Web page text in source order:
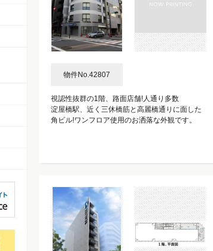
物件No.42807
視認性抜群の1階、路面店舗!人通り多数
淀屋橋駅、近く三休橋筋と高麗橋通りに面した
角ビル!ワンフロア使用のお洒落な外観です。
北浜・今橋 1～2丁目
北浜・今橋 3～4丁目
高麗橋・伏見町 1～2丁目
高麗橋・伏見町 3～4丁目
道修町・平野町 1～2丁目
道修町・平野町 3～4丁目
淡路町・瓦町 1～2丁目
淡路町・瓦町 3～4丁目
備後町・安土町 1～2丁目
備後町・安土町 3～4丁目
本町・南本町 1～2丁目
本町・南本町 3～4丁目
久太郎町・北久宝寺町・南久宝寺町 1～2丁目
久太郎町・北久宝寺町・南久宝寺町 3～4丁目
土佐堀・江戸堀・京町堀 1～2丁目
靭本町・西本町 1丁目
阿波座・立売堀 1丁目
北浜・今橋 1～2丁目
北浜・今橋 3～4丁目
高麗橋・伏見町 1～2丁目
高麗橋・伏見町 3～4丁目
道修町・平野町 1～2丁目
道修町・平野町 3～4丁目
淡路町・瓦町 1～2丁目
淡路町・瓦町 3～4丁目
備後町・安土町 1～2丁目
備後町・安土町 3～4丁目
本町・南本町 1～2丁目
本町・南本町 3～4丁目
久太郎町・北久宝寺町・南久宝寺町 1～2丁目
久太郎町・北久宝寺町・南久宝寺町 3～4丁目
土佐堀・江戸堀・京町堀 1～2丁目
靭本町・西本町 1丁目
阿波座・立売堀 1丁目
北浜・今橋 1～2丁目
北浜・今橋 3～4丁目
高麗橋・伏見町 1～2丁目
高麗橋・伏見町 3～4丁目
道修町・平野町 1～2丁目
道修町・平野町 3～4丁目
淡路町・瓦町 1～2丁目
淡路町・瓦町 3～4丁目
備後町・安土町 1～2丁目
備後町・安土町 3～4丁目
本町・南本町 1～2丁目
本町・南本町 3～4丁目
久太郎町・北久宝寺町・南久宝寺町 1～2丁目
久太郎町・北久宝寺町・南久宝寺町 3～4丁目
土佐堀・江戸堀・京町堀 1～2丁目
靭本町・西本町 1丁目
阿波座・立売堀 1丁目
北浜・今橋 1～2丁目
北浜・今橋 3～4丁目
高麗橋・伏見町 1～2丁目
高麗橋・伏見町 3～4丁目
道修町・平野町 1～2丁目
道修町・平野町 3～4丁目
淡路町・瓦町 1～2丁目
淡路町・瓦町 3～4丁目
備後町・安土町 1～2丁目
備後町・安土町 3～4丁目
本町・南本町 1～2丁目
本町・南本町 3～4丁目
久太郎町・北久宝寺町・南久宝寺町 1～2丁目
久太郎町・北久宝寺町・南久宝寺町 3～4丁目
土佐堀・江戸堀・京町堀 1～2丁目
靭本町・西本町 1丁目
阿波座・立売堀 1丁目